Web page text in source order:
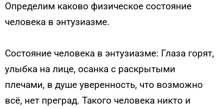
Определим каково физическое состояние
человека в энтузиазме.
Состояние человека в энтузиазме: Глаза горят,
улыбка на лице, осанка с раскрытыми
плечами, в душе уверенность, что возможно
всё, нет преград. Такого человека никто и